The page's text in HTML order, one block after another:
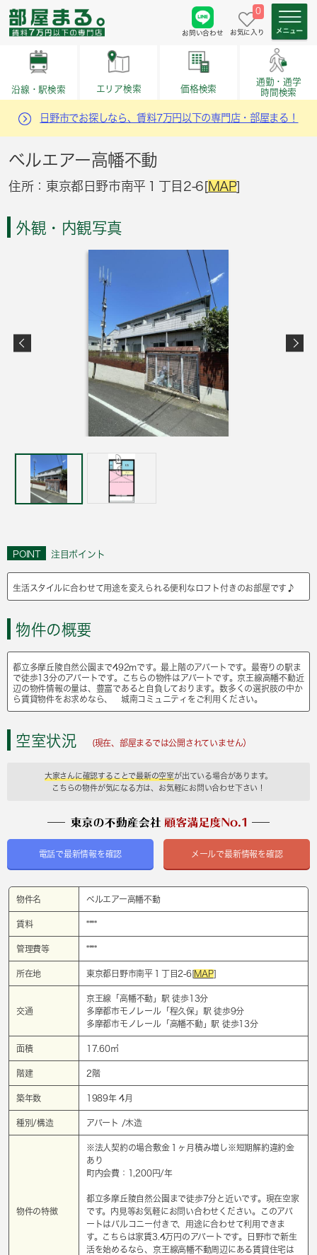
お問い合わせ
0
お気に入り
沿線・駅検索 エリア検索 価格検索
通勤・通学
時間検索
日野市でお探しなら、賃料7万円以下の専門店・部屋まる！
ベルエアー高幡不動
住所：東京都日野市南平１丁目2-6[MAP]
外観・内観写真
POINT 注目ポイント
生活スタイルに合わせて用途を変えられる便利なロフト付きのお部屋です♪
物件の概要
都立多摩丘陵自然公園まで492mです。最上階のアパートです。最寄りの駅ま
で徒歩13分のアパートです。こちらの物件はアパートです。京王線高幡不動近
辺の物件情報の量は、豊富であると自負しております。数多くの選択肢の中か
ら賃貸物件をお求めなら、 城南コミュニティをご利用ください。
空室状況 (現在、部屋まるでは公開されていません）
大家さんに確認することで最新の空室が出ている場合があります。
こちらの物件が気になる方は、お気軽にお問い合わせ下さい！
電話で最新情報を確認 メールで最新情報を確認
物件名 ベルエアー高幡不動
賃料 ****
管理費等 ****
所在地 東京都日野市南平１丁目2-6[MAP]
交通
京王線「 高幡不動 」駅 徒歩13分
多摩都市モノレール「 程久保」駅 徒歩9分
多摩都市モノレール「 高幡不動 」駅 徒歩13分
面積 17.60㎡
階建 2階
築年数 1989年 4月
種別/構造 アパート /木造
物件の特徴
※法人契約の場合敷金１ヶ月積み増し※短期解約違約金
あり
町内会費：1,200円/年
都立多摩丘陵自然公園まで徒歩7分と近いです。現在空家
です。内見等お気軽にお問い合わせください。このアパ
ートはバルコニー付きで、用途に合わせて利用できま
す。こちらは家賃3.4万円のアパートです。日野市で新生
活を始めるなら、京王線高幡不動周辺にある賃貸住宅は